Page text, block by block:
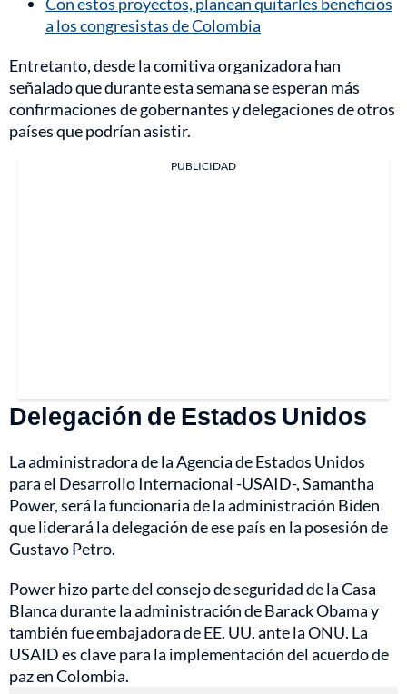
a los congresistas de Colombia
Entretanto, desde la comitiva organizadora han
señalado que durante esta semana se esperan más
confirmaciones de gobernantes y delegaciones de otros
países que podrían asistir.
PUBLICIDAD
Delegación de Estados Unidos
La administradora de la Agencia de Estados Unidos
para el Desarrollo Internacional -USAID-, Samantha
Power, será la funcionaria de la administración Biden
que liderará la delegación de ese país en la posesión de
Gustavo Petro.
Power hizo parte del consejo de seguridad de la Casa
Blanca durante la administración de Barack Obama y
también fue embajadora de EE. UU. ante la ONU. La
USAID es clave para la implementación del acuerdo de
paz en Colombia.